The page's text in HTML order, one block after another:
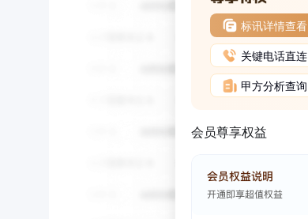
标讯详情查看
关键电话直连
甲方分析查询
会员尊享权益